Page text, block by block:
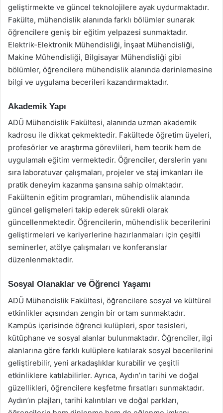
geliştirmekte ve güncel teknolojilere ayak uydurmaktadır.
Fakülte, mühendislik alanında farklı bölümler sunarak
öğrencilere geniş bir eğitim yelpazesi sunmaktadır.
Elektrik-Elektronik Mühendisliği, İnşaat Mühendisliği,
Makine Mühendisliği, Bilgisayar Mühendisliği gibi
bölümler, öğrencilere mühendislik alanında derinlemesine
bilgi ve uygulama becerileri kazandırmaktadır.
Akademik Yapı
ADÜ Mühendislik Fakültesi, alanında uzman akademik
kadrosu ile dikkat çekmektedir. Fakültede öğretim üyeleri,
profesörler ve araştırma görevlileri, hem teorik hem de
uygulamalı eğitim vermektedir. Öğrenciler, derslerin yanı
sıra laboratuvar çalışmaları, projeler ve staj imkanları ile
pratik deneyim kazanma şansına sahip olmaktadır.
Fakültenin eğitim programları, mühendislik alanında
güncel gelişmeleri takip ederek sürekli olarak
güncellenmektedir. Öğrencilerin, mühendislik becerilerini
geliştirmeleri ve kariyerlerine hazırlanmaları için çeşitli
seminerler, atölye çalışmaları ve konferanslar
düzenlenmektedir.
Sosyal Olanaklar ve Öğrenci Yaşamı
ADÜ Mühendislik Fakültesi, öğrencilere sosyal ve kültürel
etkinlikler açısından zengin bir ortam sunmaktadır.
Kampüs içerisinde öğrenci kulüpleri, spor tesisleri,
kütüphane ve sosyal alanlar bulunmaktadır. Öğrenciler, ilgi
alanlarına göre farklı kulüplere katılarak sosyal becerilerini
geliştirebilir, yeni arkadaşlıklar kurabilir ve çeşitli
etkinliklere katılabilirler. Ayrıca, Aydın’ın tarihi ve doğal
güzellikleri, öğrencilere keşfetme fırsatları sunmaktadır.
Aydın’ın plajları, tarihi kalıntıları ve doğal parkları,